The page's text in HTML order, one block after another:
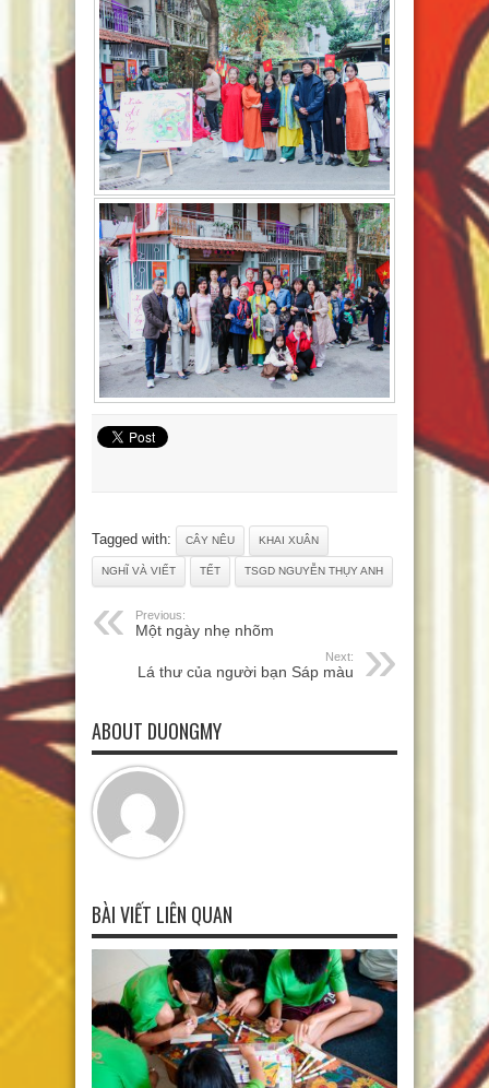
Tagged with: CÂY NÊU KHAI XUÂN
NGHĨ VÀ VIẾT TẾT TSGD NGUYỄN THỤY ANH
Previous:
Một ngày nhẹ nhõm
Next:
Lá thư của người bạn Sáp màu
ABOUT DUONGMY
BÀI VIẾT LIÊN QUAN